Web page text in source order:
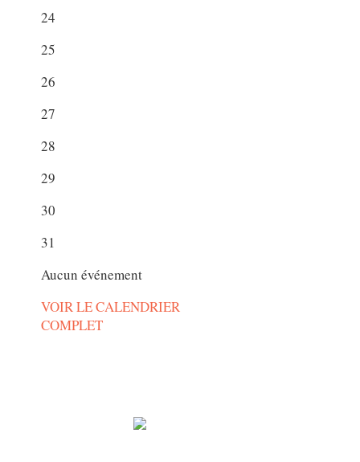
24
25
26
27
28
29
30
31
Aucun événement
VOIR LE CALENDRIER
COMPLET